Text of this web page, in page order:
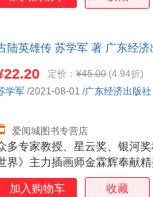
，知名科幻画家、《科幻世
青少年传递有科技含量的具
贴国家战略发展方向及教育
陆英雄传 苏学军 著 广东经
多专家教授、星云奖、银河
界》主力插画师金霖辉奉献
为形式，以极限科学为翅膀
的具备深刻社会文化、哲学思
定价： ¥45.00 (4.94折)
爱阅城图书专营店
学军 /2021-08-01 /广东经济出版社
加入购物车 收藏